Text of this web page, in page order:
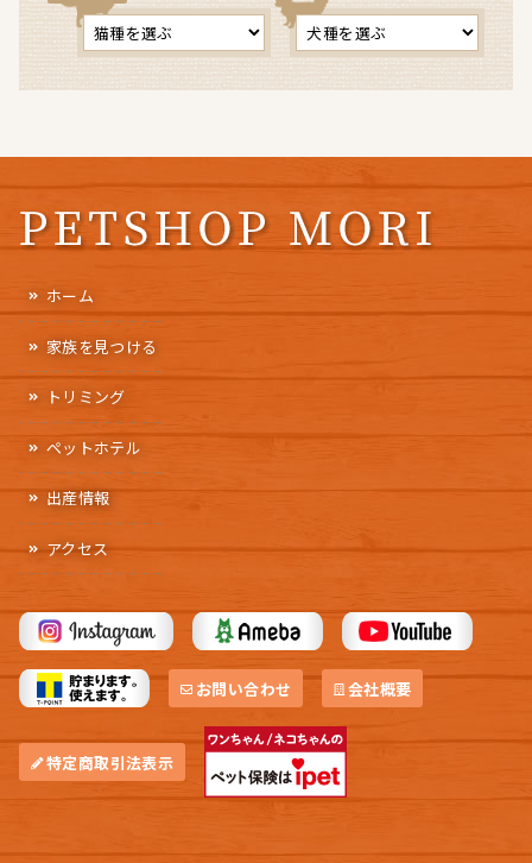
ホーム
家族を見つける
トリミング
ペットホテル
出産情報
アクセス
お問い合わせ 会社概要
特定商取引法表示